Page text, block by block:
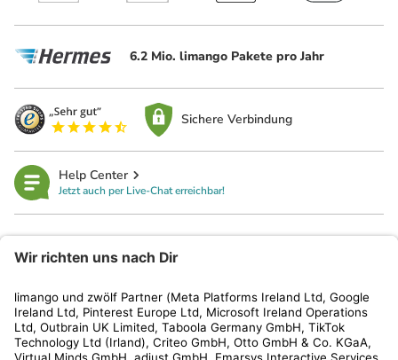
6.2 Mio. limango Pakete pro Jahr
Sichere Verbindung
Help Center
Jetzt auch per Live-Chat erreichbar!
Kundenservice